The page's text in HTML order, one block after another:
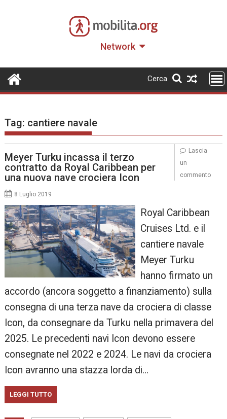
Network
Cerca
Tag: cantiere navale
Meyer Turku incassa il terzo
contratto da Royal Caribbean per
una nuova nave crociera Icon
8 Luglio 2019
Royal Caribbean
Cruises Ltd. e il
cantiere navale
Meyer Turku
hanno firmato un
accordo (ancora soggetto a finanziamento) sulla
consegna di una terza nave da crociera di classe
Icon, da consegnare da Turku nella primavera del
2025. Le precedenti navi Icon devono essere
consegnate nel 2022 e 2024. Le navi da crociera
Icon avranno una stazza lorda di…
LEGGI TUTTO
Lascia
un
commento